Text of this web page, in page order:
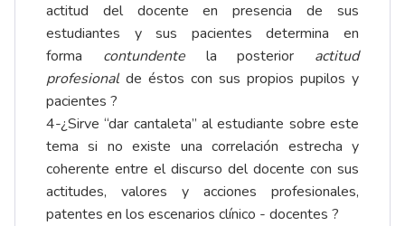
actitud del docente en presencia de sus
estudiantes y sus pacientes determina en
forma contundentela posterior actitud
profesional de éstos con sus propios pupilos y
pacientes ?
4-¿Sirve “dar cantaleta” al estudiante sobre este
tema si no existe una correlación estrecha y
coherente entre el discurso del docente con sus
actitudes, valores y acciones profesionales,
patentes en los escenarios clínico - docentes ?